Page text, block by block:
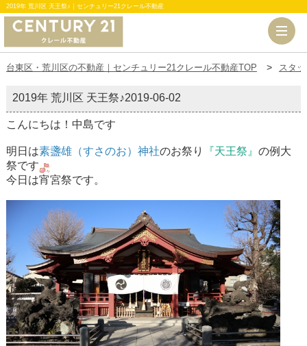
2019年 荒川区 天王祭♪｜センチュリー21クレール不動産
台東区・荒川区の不動産｜センチュリー21クレール不動産TOP スタ
2019年 荒川区 天王祭♪2019-06-02
こんにちは！中島です
明日は素盞雄（すさのお）神社のお祭り 『天王祭』 の例大
祭です
今日は宵宮祭です。